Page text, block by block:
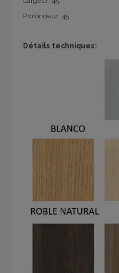
Profondeur: 45
Détails techniques: